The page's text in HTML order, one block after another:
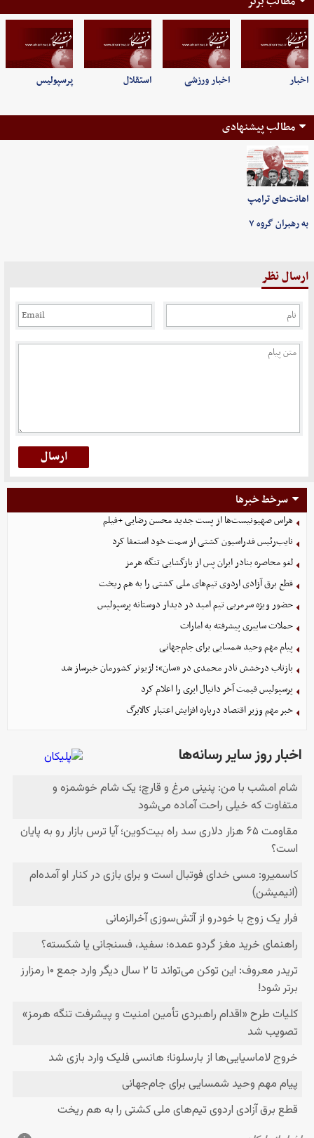
اخبار اخبار ورزشی استقلال پرسپولیس
مطالب پیشنهادی
اهانت‌های ترامپ
به رهبران گروه ۷
ارسال نظر
سرخط خبرها
هراس صهیونیست‌ها از پست جدید محسن رضایی +فیلم
نایب‌رئیس فدراسیون کشتی از سمت خود استعفا کرد
لغو محاصره بنادر ایران پس از بازگشایی تنگه هرمز
قطع برق آزادی اردوی تیم‌های ملی کشتی را به هم ریخت
حضور ویژه سرمربی تیم امید در دیدار دوستانه پرسپولیس
حملات سایبری پیشرفته به امارات
پیام مهم وحید شمسایی برای جام‌جهانی
بازتاب درخشش نادر محمدی در «سان»؛ لژیونر کشورمان خبرساز شد
پرسپولیس قیمت آخر دانیال ایری را اعلام کرد
خبر مهم وزیر اقتصاد درباره افزایش اعتبار کالابرگ